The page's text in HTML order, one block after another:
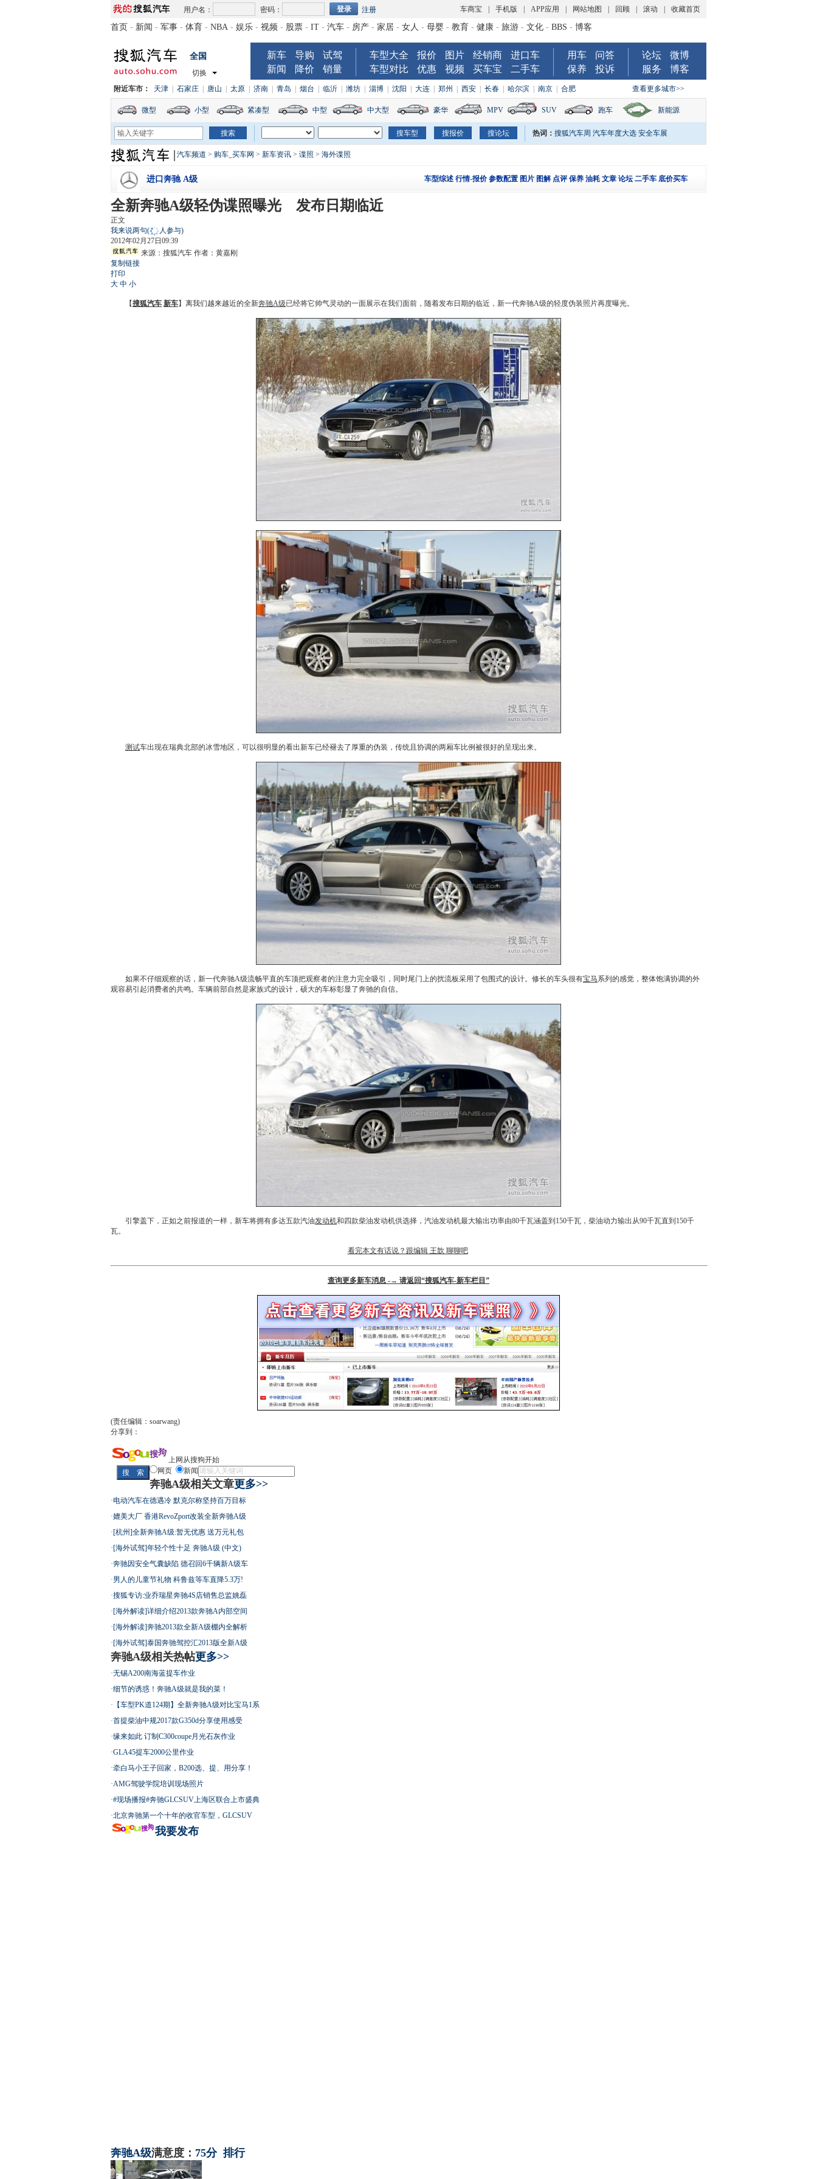
用户名： 密码： 注册 车商宝 手机版 APP应用 网站地图 回顾 滚动 收藏首页
首页 - 新闻 - 军事 - 体育 - NBA - 娱乐 - 视频 - 股票 - IT - 汽车 - 房产 - 家居 - 女人 - 母婴 - 教育 - 健康 - 旅游 - 文化 - BBS - 博客
全国
切换
新车 导购
试驾
新闻
降价 销量
车型大全 报价 图片 经销商
进口车
车型对比
优惠 视频 买车宝 二手车
用车
问答
保养
投诉
论坛
微博
服务
博客
查看更多城市>>
附近车市： 天津 石家庄 唐山 太原 济南 青岛 烟台 临沂 潍坊 淄博 沈阳 大连 郑州 西安 长春 哈尔滨 南京 合肥
微型 小型 紧凑型 中型 中大型 豪华 MPV SUV 跑车 新能源
热词： 搜狐汽车周 汽车年度大选 安全车展
汽车频道 > 购车_买车网 > 新车资讯 > 谍照 > 海外谍照
车型综述 行情-报价 参数配置 图片 图解 点评 保养 油耗 文章 论坛 二手车 底价买车
进口奔驰 A级
全新奔驰A级轻伪谍照曝光 发布日期临近
正文
我来说两句(
人参与)
2012年02月27日09:39
来源： 搜狐汽车作者：黄嘉刚
复制链接
打印
大 中 小
【搜狐汽车 新车】离我们越来越近的全新奔驰A级已经将它帅气灵动的一面展示在我们面前，随着发布日期的临近，新一代奔驰A级的轻度伪装照片再度曝光。
测试车出现在瑞典北部的冰雪地区，可以很明显的看出新车已经褪去了厚重的伪装，传统且协调的两厢车比例被很好的呈现出来。
如果不仔细观察的话，新一代奔驰A级流畅平直的车顶把观察者的注意力完全吸引，同时尾门上的扰流板采用了包围式的设计。修长的车头很有宝马系列的感觉，整体饱满协调的外
观容易引起消费者的共鸣。车辆前部自然是家族式的设计，硕大的车标彰显了奔驰的自信。
引擎盖下，正如之前报道的一样， 新车将拥有多达五款汽油发动机和四款柴油发动机供选择，汽油发动机最大输出功率由80千瓦涵盖到150千瓦，柴油动力输出从90千瓦直到150千
瓦。
看完本文有话说？跟编辑 王歆 聊聊吧
查询更多新车消息 -→ 请返回“搜狐汽车-新车栏目”
(责任编辑：soarwang)
分享到：
上网从搜狗开始
网页
新闻
奔驰A级相关文章更多>>
·电动汽车在德遇冷 默克尔称坚持百万目标
·媲美大厂 香港RevoZport改装全新奔驰A级
·[杭州]全新奔驰A级:暂无优惠 送万元礼包
·[海外试驾]年轻个性十足 奔驰A级 (中文)
·奔驰因安全气囊缺陷 德召回6千辆新A级车
·男人的儿童节礼物 科鲁兹等车直降5.3万!
·搜狐专访:业乔瑞星奔驰4S店销售总监姚磊
·[海外解读]详细介绍2013款奔驰A内部空间
·[海外解读]奔驰2013款全新A级棚内全解析
·[海外试驾]泰国奔驰驾控汇2013版全新A级
奔驰A级相关热帖更多>>
·无锡A200南海蓝提车作业
·细节的诱惑！奔驰A级就是我的菜！
· 【车型PK道124期】全新奔驰A级对比宝马1系
·首提柴油中规2017款G350d分享使用感受
·缘来如此 订制C300coupe月光石灰作业
·GLA45提车2000公里作业
·牵白马小王子回家，B200选、提、用分享！
·AMG驾驶学院培训现场照片
·#现场播报#奔驰GLCSUV上海区联合上市盛典
·北京奔驰第一个十年的收官车型，GLCSUV
我要发布
奔驰A级满意度： 75分 排行